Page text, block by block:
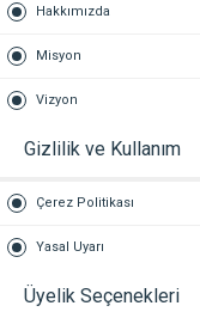
Hakkımızda
Misyon
Vizyon
Gizlilik ve Kullanım
Çerez Politikası
Yasal Uyarı
Üyelik Seçenekleri